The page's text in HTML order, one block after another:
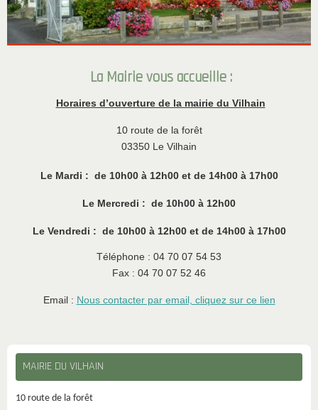
La Mairie vous accueille :
Horaires d’ouverture de la mairie du Vilhain
10 route de la forêt
03350 Le Vilhain
Le Mardi : de 10h00 à 12h00 et de 14h00 à 17h00
Le Mercredi : de 10h00 à 12h00
Le Vendredi : de 10h00 à 12h00 et de 14h00 à 17h00
Téléphone : 04 70 07 54 53
Fax : 04 70 07 52 46
Email : Nous contacter par email, cliquez sur ce lien
MAIRIE DU VILHAIN
10 route de la forêt